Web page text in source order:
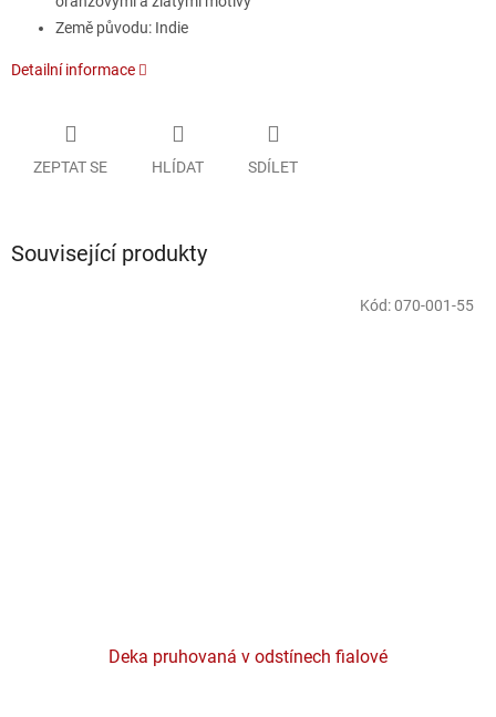
Země původu: Indie
Detailní informace
ZEPTAT SE HLÍDAT SDÍLET
Související produkty
Deka pruhovaná v odstínech fialové
Kód:070-001-55